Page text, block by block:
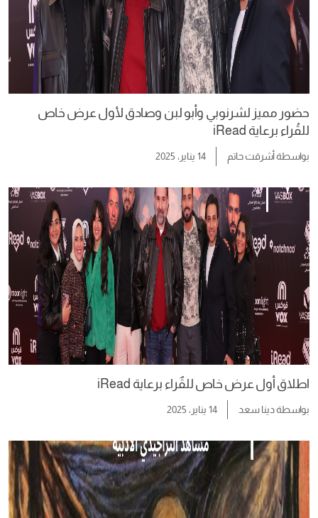
حضور مميز لشرنوبي وأبو لبن وصادق لأول عرض خاص
للقُراء برعاية iRead
بواسطةأشرقت حاتم 14 يناير، 2025
اطلاق أول عرض خاص للقٌراء برعاية iRead
بواسطةدينا سعد 14 يناير، 2025